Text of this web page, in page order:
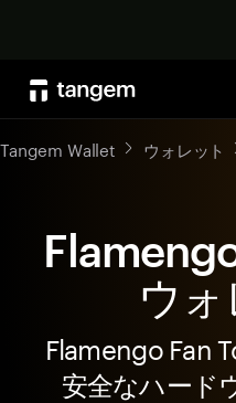
Tangem Wallet ウォレット
ウォ
Flamengo Fan
安全なハード